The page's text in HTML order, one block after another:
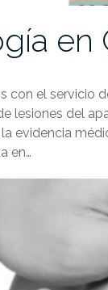
en
con el servicio
lesiones del
evidencia
en…